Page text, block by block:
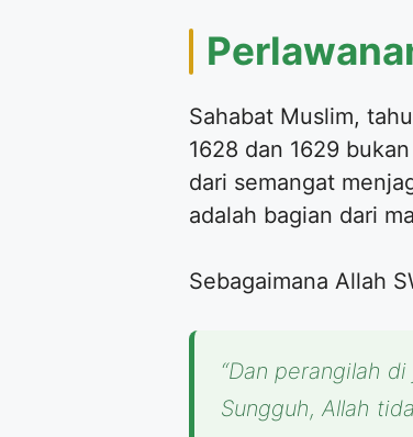
Sahabat Muslim,
1628 dan 1629
dari semangat
adalah bagian dari
Sebagaimana Allah
“Dan perangilah
Sungguh, Allah